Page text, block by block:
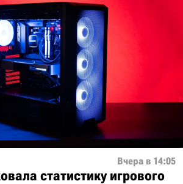
Вчера в 14:05
статистику игрового